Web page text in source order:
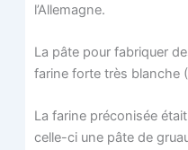
l’Allemagne.
La pâte pour fabri­quer
farine forte très blanche
La farine pré­co­ni­sée
celle-ci une pâte de